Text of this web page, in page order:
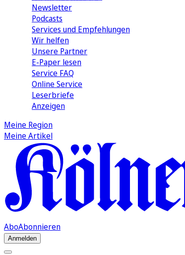
Newsletter
Podcasts
Services und Empfehlungen
Wir helfen
Unsere Partner
E-Paper lesen
Service FAQ
Online Service
Leserbriefe
Anzeigen
Meine Region
Meine Artikel
AboAbonnieren
Anmelden